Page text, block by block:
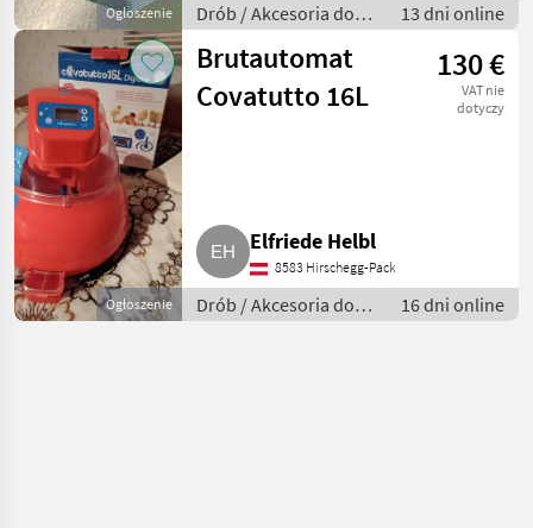
Ogłoszenie
Drób / Akcesoria do
hodowli drobiu
13 dni online
Ogłoszenie
Brutautomat
Covatutto 16L
130 €
VAT nie
dotyczy
Elfriede Helbl
8583 Hirschegg-Pack
Drób / Akcesoria do
hodowli drobiu
16 dni online